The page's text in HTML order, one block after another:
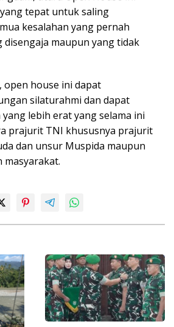
tepat untuk saling
kesalahan yang pernah
maupun yang tidak
open house ini dapat
silaturahmi dan dapat
lebih erat yang selama ini
prajurit TNI khususnya prajurit
dan unsur Muspida maupun
masyarakat.